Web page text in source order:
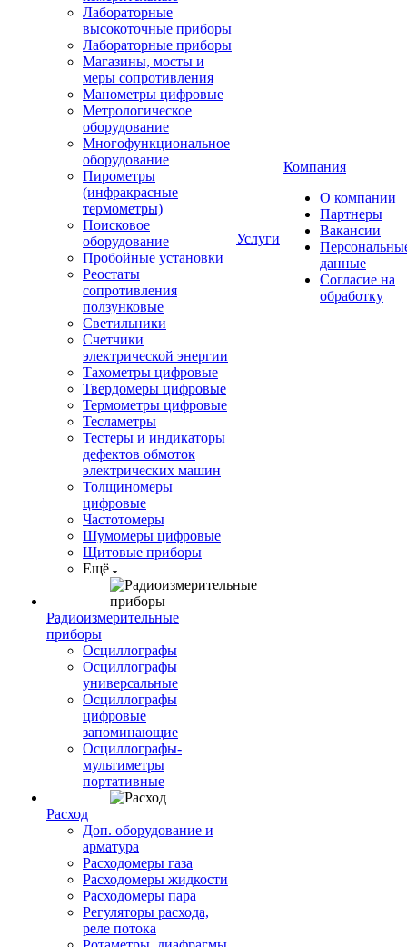
Лабораторные
высокоточные приборы
Лабораторные приборы
Магазины, мосты и
меры сопротивления
Манометры цифровые
Метрологическое
оборудование
Многофункциональное
оборудование
Пирометры
(инфракрасные
термометры)
Поисковое
оборудование
Пробойные установки
Реостаты
сопротивления
ползунковые
Светильники
Счетчики
электрической энергии
Тахометры цифровые
Твердомеры цифровые
Термометры цифровые
Тесламетры
Тестеры и индикаторы
дефектов обмоток
электрических машин
Толщиномеры
цифровые
Частотомеры
Шумомеры цифровые
Щитовые приборы
Ещё
Радиоизмерительные
приборы
Осциллографы
Осциллографы
универсальные
Осциллографы
цифровые
запоминающие
Осциллографы-
мультиметры
портативные
Расход
Доп. оборудование и
арматура
Расходомеры газа
Расходомеры жидкости
Расходомеры пара
Регуляторы расхода,
реле потока
Услуги
Компания
О компании
Партнеры
Вакансии
данные
Согласие на
обработку